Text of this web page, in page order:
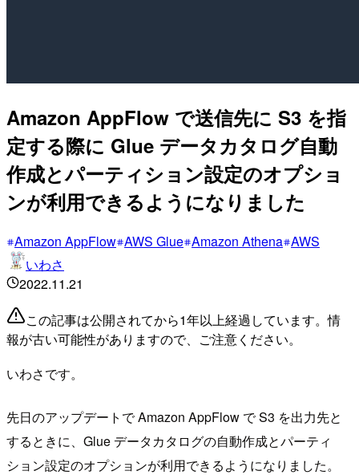
Amazon AppFlow で送信先に S3 を指
定する際に Glue データカタログ自動
作成とパーティション設定のオプショ
ンが利用できるようになりました
Amazon AppFlow AWS Glue Amazon Athena AWS
いわさ
2022.11.21
この記事は公開されてから1年以上経過しています。情
報が古い可能性がありますので、ご注意ください。
いわさです。
先日のアップデートで Amazon AppFlow で S3 を出力先と
するときに、Glue データカタログの自動作成とパーティ
ション設定のオプションが利用できるようになりました。